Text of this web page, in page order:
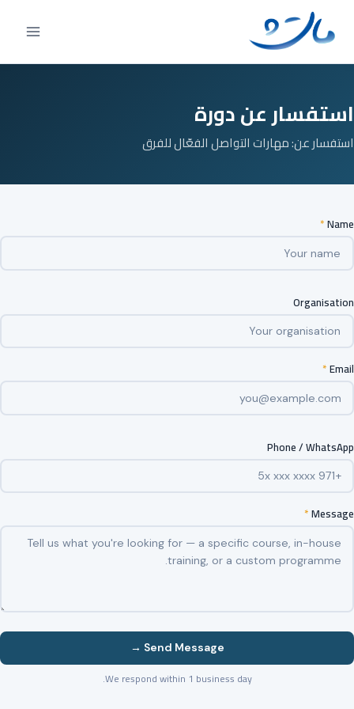
content
استفسار عن دورة
استفسار عن: مهارات التواصل الفعّال للفرق
Name
*
Organisation
Email
*
Phone / WhatsApp
Message
*
Send Message →
We respond within 1 business day.